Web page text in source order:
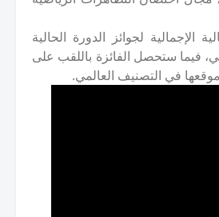
الإجمالية لجوائز الدورة الحالية
أمريكي، فيما ستحصل الفائزة باللقب على